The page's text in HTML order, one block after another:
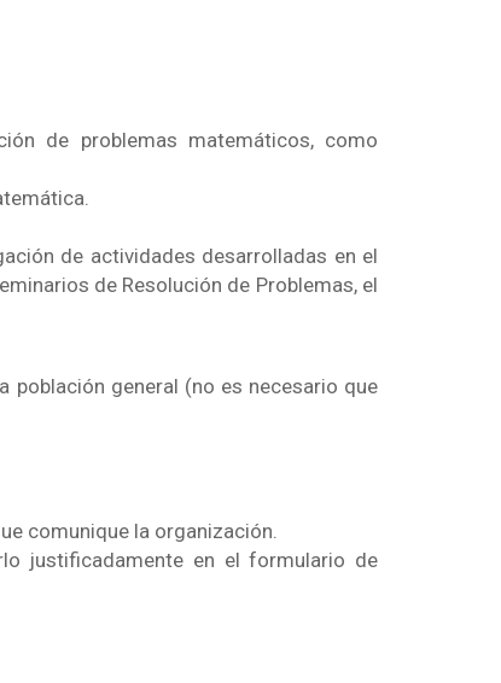
de problemas matemáticos, como
de actividades desarrolladas en el
de Resolución de Problemas, el
población general (no es necesario que
comunique la organización.
justificadamente en el formulario de